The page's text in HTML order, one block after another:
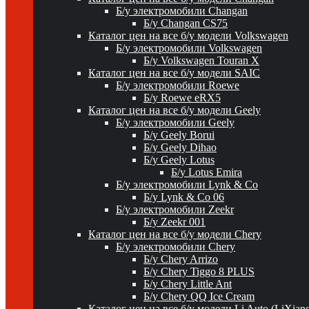
Б/у электромобили Changan
Б/у Changan CS75
Каталог цен на все б/у модели Volkswagen
Б/у электромобили Volkswagen
Б/у Volkswagen Touran X
Каталог цен на все б/у модели SAIC
Б/у электромобили Roewe
Б/у Roewe eRX5
Каталог цен на все б/у модели Geely
Б/у электромобили Geely
Б/у Geely Borui
Б/у Geely Dihao
Б/у Geely Lotus
Б/у Lotus Emira
Б/у электромобили Lynk & Co
Б/у Lynk & Co 06
Б/у электромобили Zeekr
Б/у Zeekr 001
Каталог цен на все б/у модели Chery
Б/у электромобили Chery
Б/у Chery Arrizo
Б/у Chery Tiggo 8 PLUS
Б/у Chery Little Ant
Б/у Chery QQ Ice Cream